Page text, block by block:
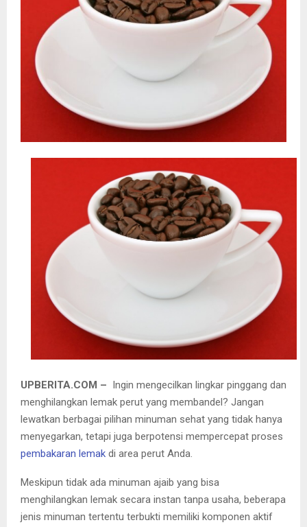
UPBERITA.COM –
Ingin mengecilkan lingkar pinggang dan
menghilangkan lemak perut yang membandel? Jangan
lewatkan berbagai pilihan minuman sehat yang tidak hanya
menyegarkan, tetapi juga berpotensi mempercepat proses
pembakaran lemak di area perut Anda.
Meskipun tidak ada minuman ajaib yang bisa
menghilangkan lemak secara instan tanpa usaha, beberapa
jenis minuman tertentu terbukti memiliki komponen aktif